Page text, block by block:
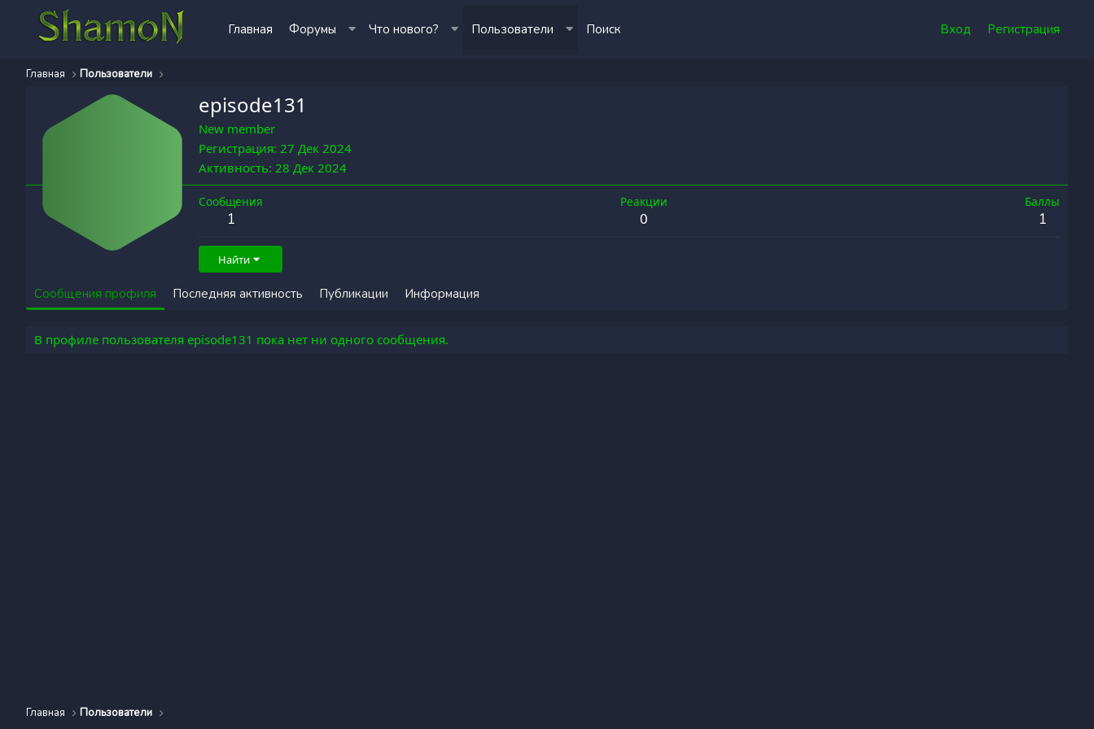
Главная Форумы Что нового? Пользователи Поиск Вход Регистрация
Главная Пользователи
episode131
New member
Регистрация 27 Дек 2024
Активность 28 Дек 2024
Сообщения
1
Реакции
0
Баллы
1
Найти
Сообщения профиля Последняя активность Публикации Информация
В профиле пользователя episode131 пока нет ни одного сообщения.
Главная Пользователи